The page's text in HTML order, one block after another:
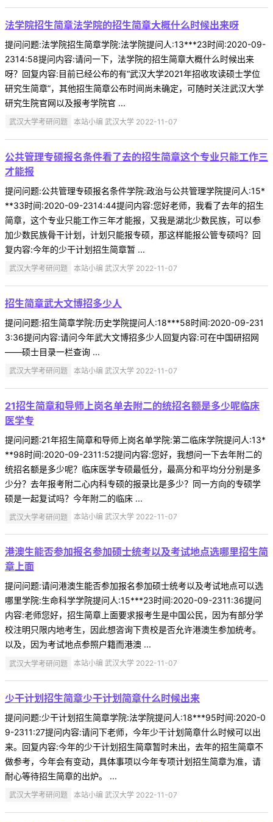
法学院招生简章法学院的招生简章大概什么时候出来呀
提问问题:法学院招生简章学院:法学院提问人:13***23时间:2020-09-
2314:58提问内容:请问一下，法学院的招生简章大概什么时候出来
呀？回复内容:目前已经公布的有“武汉大学2021年招收攻读硕士学位
研究生简章”，其他招生简章公布时间尚未确定，可随时关注武汉大学
研究生院官网以及报考学院官 ...
武汉大学考研问题 本站小编 武汉大学 2022-11-07
公共管理专硕报名条件看了去的招生简章这个专业只能工作三
才能报
提问问题:公共管理专硕报名条件学院:政治与公共管理学院提问人:15*
**33时间:2020-09-2314:44提问内容:您好老师，我看了去年的招生
简章，这个专业只能工作三年才能报，又我是湖北少数民族，可以参
加少数民族骨干计划，计划只能报专硕，那这样能报公管专硕吗？回
复内容:今年的少干计划招生简章暂 ...
武汉大学考研问题 本站小编 武汉大学 2022-11-07
招生简章武大文博招多少人
提问问题:招生简章学院:历史学院提问人:18***58时间:2020-09-231
3:36提问内容:请问今年武大文博招多少人回复内容:可在中国研招网
——硕士目录一栏查询 ...
武汉大学考研问题 本站小编 武汉大学 2022-11-07
21招生简章和导师上岗名单去附二的统招名额是多少呢临床
医学专
提问问题:21年招生简章和导师上岗名单学院:第二临床学院提问人:13*
**98时间:2020-09-2311:52提问内容:您好，我想问一下去年附二的
统招名额是多少呢？临床医学专硕最低分，最高分和平均分分别是多
少分？去年报考附二心内科专硕的报录比是多少？同一方向的专硕学
硕是一起复试吗？今年附二的临床 ...
武汉大学考研问题 本站小编 武汉大学 2022-11-07
港澳生能否参加报名参加硕士统考以及考试地点选哪里招生简
章上面
提问问题:请问港澳生能否参加报名参加硕士统考以及考试地点可以选
哪里学院:生命科学学院提问人:15***23时间:2020-09-2311:36提问
内容:老师您好，招生简章上面要求报考生是中国公民，因为有部分学
校注明只限内地考生，因此想咨询下贵校是否允许港澳生参加统考。
以及，因为考试地点参照户籍而港澳 ...
武汉大学考研问题 本站小编 武汉大学 2022-11-07
少干计划招生简章少干计划简章什么时候出来
提问问题:少干计划招生简章学院:法学院提问人:18***95时间:2020-0
9-2311:27提问内容:请问下老师，今年少干计划简章什么时候可以出
来。回复内容:今年的少干计划招生简章暂时未出，去年的招生简章不
做参考，今年会有变动，具体事项以今年专项计划招生简章为准，请
耐心等待招生简章的出炉。 ...
武汉大学考研问题 本站小编 武汉大学 2022-11-07